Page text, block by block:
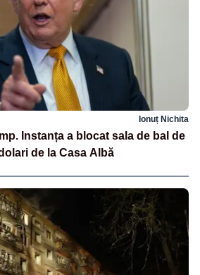
Ionuț Nichita
Instanța a blocat sala de bal de
de la Casa Albă